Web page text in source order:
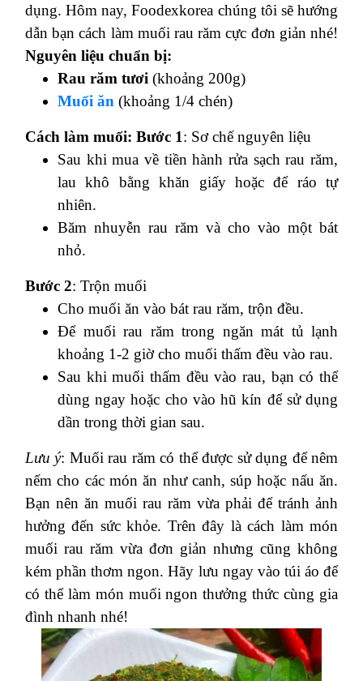
dụng. Hôm nay, Foodexkorea chúng tôi sẽ hướng
dẫn bạn cách làm muối rau răm cực đơn giản nhé!
Nguyên liệu chuẩn bị:
Rau răm tươi (khoảng 200g)
Muối ăn (khoảng 1/4 chén)
Cách làm muối: Bước 1: Sơ chế nguyên liệu
Sau khi mua về tiền hành rửa sạch rau răm,
lau khô bằng khăn giấy hoặc để ráo tự
nhiên.
Băm nhuyễn rau răm và cho vào một bát
nhỏ.
Bước 2: Trộn muối
Cho muối ăn vào bát rau răm, trộn đều.
Để muối rau răm trong ngăn mát tủ lạnh
khoảng 1-2 giờ cho muối thấm đều vào rau.
Sau khi muối thấm đều vào rau, bạn có thể
dùng ngay hoặc cho vào hũ kín để sử dụng
dần trong thời gian sau.
Lưu ý: Muối rau răm có thể được sử dụng để nêm
nếm cho các món ăn như canh, súp hoặc nấu ăn.
Bạn nên ăn muối rau răm vừa phải để tránh ảnh
hưởng đến sức khỏe. Trên đây là cách làm món
muối rau răm vừa đơn giản nhưng cũng không
kém phần thơm ngon. Hãy lưu ngay vào túi áo để
có thể làm món muối ngon thưởng thức cùng gia
đình nhanh nhé!